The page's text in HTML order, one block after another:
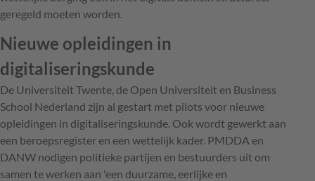
geregeld moeten worden.
Nieuwe opleidingen in
digitaliseringskunde
De Universiteit Twente, de Open Universiteit en Business
School Nederland zijn al gestart met pilots voor nieuwe
opleidingen in digitaliseringskunde. Ook wordt gewerkt aan
een beroepsregister en een wettelijk kader. PMDDA en
DANW nodigen politieke partijen en bestuurders uit om
samen te werken aan 'een duurzame, eerlijke en